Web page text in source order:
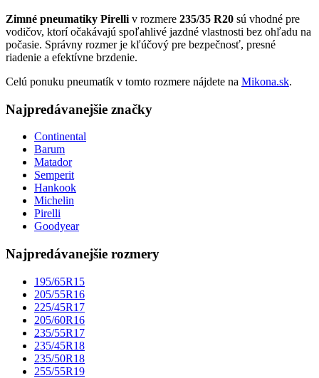
Zimné pneumatiky Pirelli v rozmere 235/35 R20 sú vhodné pre
vodičov, ktorí očakávajú spoľahlivé jazdné vlastnosti bez ohľadu na
počasie. Správny rozmer je kľúčový pre bezpečnosť, presné
riadenie a efektívne brzdenie.
Celú ponuku pneumatík v tomto rozmere nájdete na Mikona.sk.
Najpredávanejšie značky
Continental
Barum
Matador
Semperit
Hankook
Michelin
Pirelli
Goodyear
Najpredávanejšie rozmery
195/65R15
205/55R16
225/45R17
205/60R16
235/55R17
235/45R18
235/50R18
255/55R19